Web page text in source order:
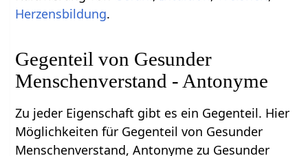
Herzensbildung.
Gegenteil von Gesunder
Menschenverstand - Antonyme
Zu jeder Eigenschaft gibt es ein Gegenteil. Hier
Möglichkeiten für Gegenteil von Gesunder
Menschenverstand, Antonyme zu Gesunder